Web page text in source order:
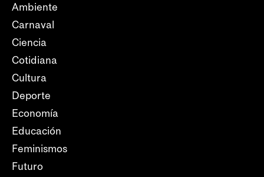
Ambiente
Carnaval
Ciencia
Cotidiana
Cultura
Deporte
Economía
Educación
Feminismos
Futuro